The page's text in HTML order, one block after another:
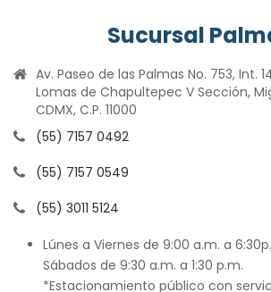
Sucursal
Av. Paseo de las Palmas No. 753, Int.
Lomas de Chapultepec V Sección,
CDMX, C.P. 11000
(55) 7157 0492
(55) 7157 0549
(55) 3011 5124
Lúnes a Viernes de 9:00 a.m. a
Sábados de 9:30 a.m. a 1:30 p.m.
*Estacionamiento público con